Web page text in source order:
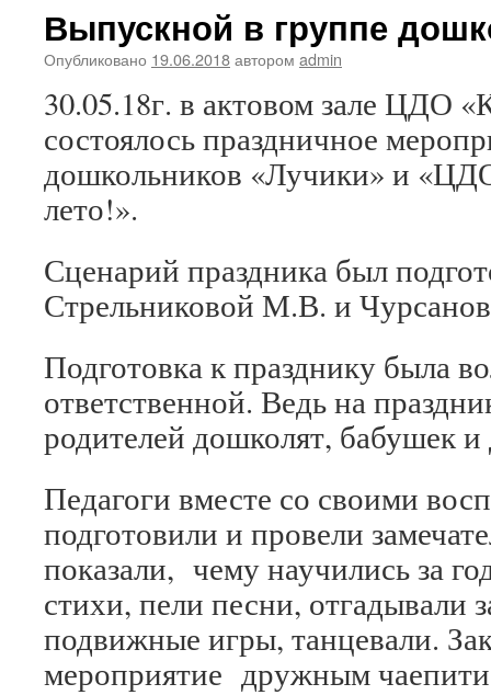
Выпускной в группе
Опубликовано 19.06.2018автором admin
30.05.18г. в актовом зале ЦДО
состоялось праздничное
дошкольников «Лучики» и
лето!».
Сценарий праздника был
Стрельниковой М.В. и
Подготовка к празднику была
ответственной. Ведь на
родителей дошколят, бабушек
Педагоги вместе со своими
подготовили и провели
показали, чему научились за
стихи, пели песни, отгадывали
подвижные игры, танцевали.
мероприятие дружным